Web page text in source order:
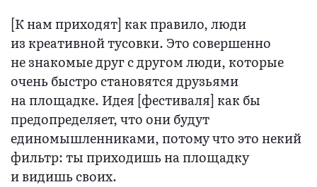
[К нам приходят] как правило, люди
из креативной тусовки. Это совершенно
не знакомые друг с другом люди, которые
очень быстро становятся друзьями
на площадке. Идея [фестиваля] как бы
предопределяет, что они будут
единомышленниками, потому что это некий
фильтр: ты приходишь на площадку
и видишь своих.